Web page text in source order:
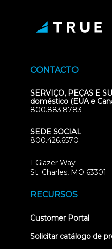
CONTACTO
SERVIÇO, PEÇAS E
doméstico (EUA e
800.883.8783
SEDE SOCIAL
800.426.6570
1 Glazer Way
St. Charles, MO 63301
RECURSOS
Customer Portal(opens
new
Solicitar catálogo de